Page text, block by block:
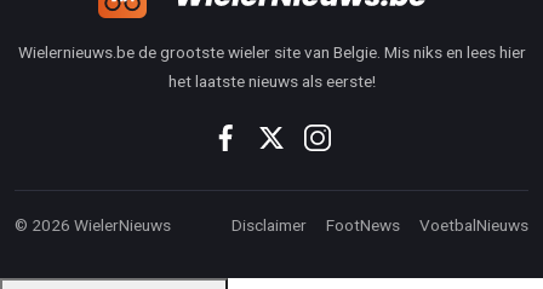
Wielernieuws.be de grootste wieler site van Belgie. Mis niks en lees hier
het laatste nieuws als eerste!
© 2026 WielerNieuws Disclaimer FootNews VoetbalNieuws